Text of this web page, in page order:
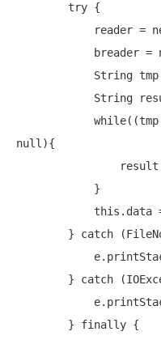
try {
            reader =
            breader =
String
while
null ){
this .data
        }
catch
        }
catch
        }
finally {